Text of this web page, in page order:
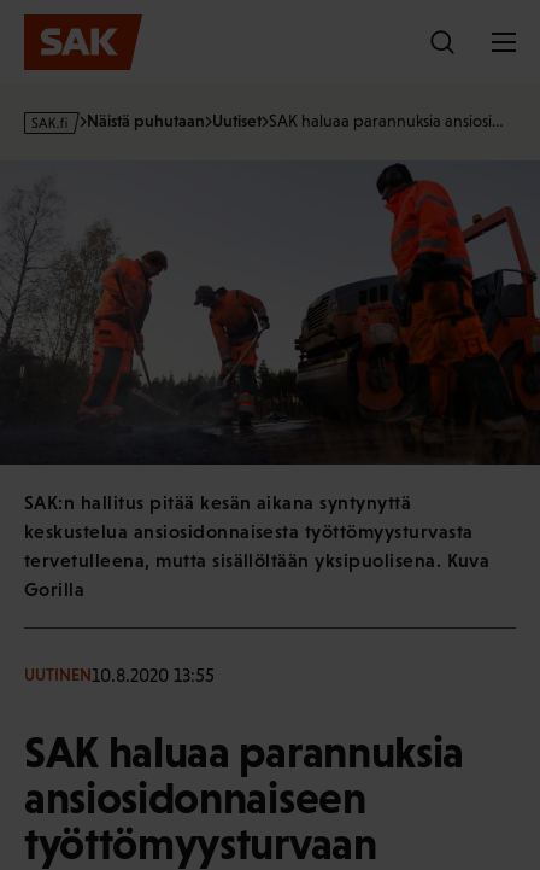
Hyppää
sisältöön
s
i
Näistä puhutaan Uutiset SAK haluaa parannuksia ansiosi…
SAK:n hallitus pitää kesän aikana syntynyttä
keskustelua ansiosidonnaisesta työttömyysturvasta
tervetulleena, mutta sisällöltään yksipuolisena. Kuva
Gorilla
UUTINEN10.8.2020 13:55
SAK haluaa parannuksia
ansiosidonnaiseen
työttömyysturvaan